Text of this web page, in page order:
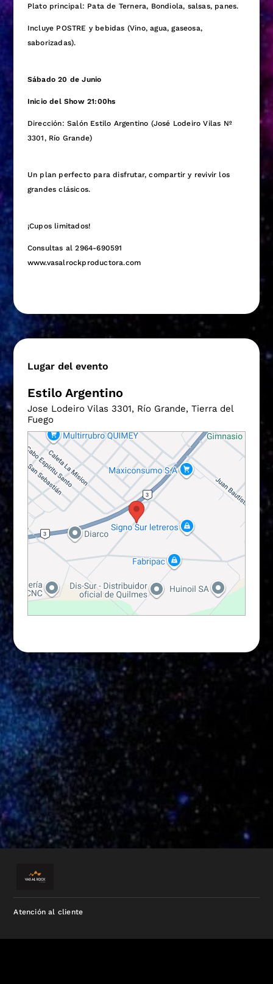
Plato principal: Pata de Ternera, Bondiola, salsas, panes.
Incluye POSTRE y bebidas (Vino, agua, gaseosa,
saborizadas).
Sábado 20 de Junio
Inicio del Show 21:00hs
Dirección: Salón Estilo Argentino (José Lodeiro Vilas Nº
3301, Río Grande)
Un plan perfecto para disfrutar, compartir y revivir los
grandes clásicos.
¡Cupos limitados!
Consultas al 2964-690591
www.vasalrockproductora.com
Lugar del evento
Estilo Argentino
Jose Lodeiro Vilas 3301, Río Grande, Tierra del
Fuego
Atención al cliente